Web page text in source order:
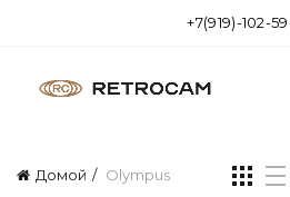
+7(919)-102-
Домой Olympus